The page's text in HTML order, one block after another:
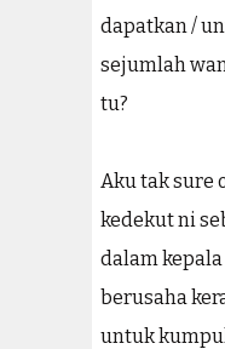
dapatkan /
sejumlah
tu?
Aku tak sure
kedekut ni
dalam
berusaha
untuk